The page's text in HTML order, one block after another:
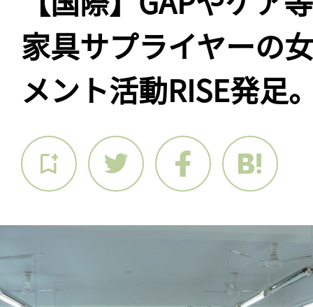
家具サプライヤーの
メント活動RISE発足